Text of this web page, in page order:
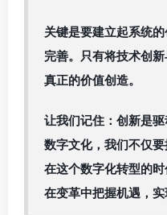
关键是要建立起系统
完善。只有将技术创
真正的价值创造。
让我们记住：创新是
数字文化，我们不仅要
在这个数字化转型的
在变革中把握机遇，实